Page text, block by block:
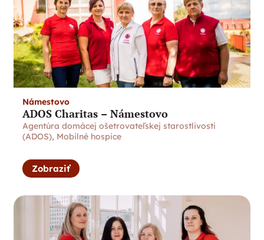
Námestovo
ADOS Charitas – Námestovo
Agentúra domácej ošetrovateľskej starostlivosti
(ADOS), Mobilné hospice
Zobraziť